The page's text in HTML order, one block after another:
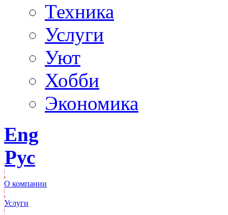
Техника
Услуги
Уют
Хобби
Экономика
Eng
Рус
О компании
Услуги